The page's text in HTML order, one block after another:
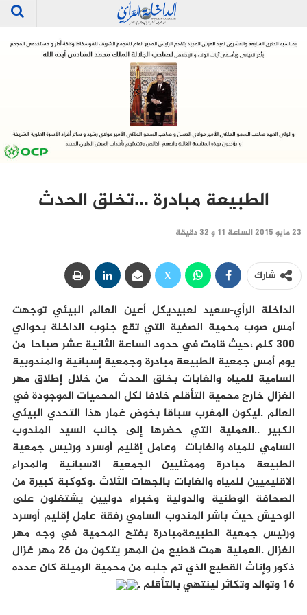
الطبيعة مبادرة …تخلق الحدث‎
23 مايو 2015 الساعة 11 و 32 دقيقة
شارك
الداخلة الرأي-سعيد لعبيديكل أعين العالم البيئي توجهت
أمس صوب محمية الصفية التي تقع جنوب الداخلة بحوالي
300 كلم ،حيث قامت في حدود الساعة الثانية عشر صباحا من
يوم أمس جمعية الطبيعة مبادرة وجمعية إسبانية والمندوبية
السامية للمياه والغابات بخلق الحدث من خلال إطلاق مهر
الغزال خارج محمية التأقلم خلافا لكل المحميات الموجودة في
العالم .ليكون المغرب سباقا بخوض غمار هذا التحدي البيئي
الكبير ..العملية التي حضرها إلى جانب السيد المندوب
السامي للمياه والغابات وعامل إقليم أوسرد ورئيس جمعية
الطبيعة مبادرة وممثليين الجمعية الاسبانية والمدراء
الاقليميين للمياه والغابات بالجهات الثلاث .وكوكبة كبيرة من
الصحافة الوطنية والدولية وخبراء دوليين يشتغلون على
الوحيش حيث باشر المندوب السامي رفقة عامل إقليم أوسرد
ورئيس جمعية الطبيعةمبادرة بفتح المحمية في وجه مهر
الغزال .العملية همت قطيع من المهر يتكون من 26 مهر غزال
ذكور وإناث القطيع الذي تم جلبه من محمية الرميلة كان عدده
16 وتوالد وتكاثر لينتهي بالتأقلم .